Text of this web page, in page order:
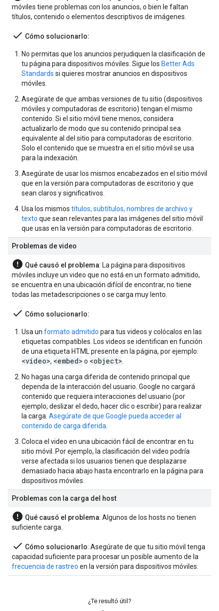
móviles tiene problemas con los anuncios, o bien le faltan
títulos, contenido o elementos descriptivos de imágenes.
done Cómo solucionarlo:
No permitas que los anuncios perjudiquen la clasificación de
tu página para dispositivos móviles. Sigue los Better Ads
Standards si quieres mostrar anuncios en dispositivos
móviles.
Asegúrate de que ambas versiones de tu sitio (dispositivos
móviles y computadoras de escritorio) tengan el mismo
contenido. Si el sitio móvil tiene menos, considera
actualizarlo de modo que su contenido principal sea
equivalente al del sitio para computadoras de escritorio.
Solo el contenido que se muestra en el sitio móvil se usa
para la indexación.
Asegúrate de usar los mismos encabezados en el sitio móvil
que en la versión para computadoras de escritorio y que
sean claros y significativos.
Usa los mismos títulos, subtítulos, nombres de archivo y
texto que sean relevantes para las imágenes del sitio móvil
que usas en la versión para computadoras de escritorio.
Problemas de video
error Qué causó el problema: La página para dispositivos
móviles incluye un video que no está en un formato admitido,
se encuentra en una ubicación difícil de encontrar, no tiene
todas las metadescripciones o se carga muy lento.
done Cómo solucionarlo:
Usa un formato admitido para tus videos y colócalos en las
etiquetas compatibles. Los videos se identifican en función
de una etiqueta HTML presente en la página, por ejemplo:
<video>, <embed> o <object>
No hagas una carga diferida de contenido principal que
dependa de la interacción del usuario. Google no cargará
contenido que requiera interacciones del usuario (por
ejemplo, deslizar el dedo, hacer clic o escribir) para realizar
la carga. Asegúrate de que Google pueda acceder al
contenido de carga diferida
Coloca el video en una ubicación fácil de encontrar en tu
sitio móvil. Por ejemplo, la clasificación del video podría
verse afectada si los usuarios tienen que desplazarse
demasiado hacia abajo hasta encontrarlo en la página para
dispositivos móviles.
Problemas con la carga del host
error Qué causó el problema: Algunos de los hosts no tienen
suficiente carga.
done Cómo solucionarlo: Asegúrate de que tu sitio móvil tenga
capacidad suficiente para procesar un posible aumento de la
frecuencia de rastreo en la versión para dispositivos móviles.
¿Te resultó útil?